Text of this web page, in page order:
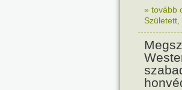
» tovább
Született